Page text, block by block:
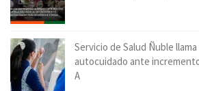
Servicio de Salud Ñuble
autocuidado ante
A